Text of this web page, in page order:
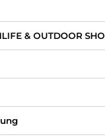
& OUTDOOR